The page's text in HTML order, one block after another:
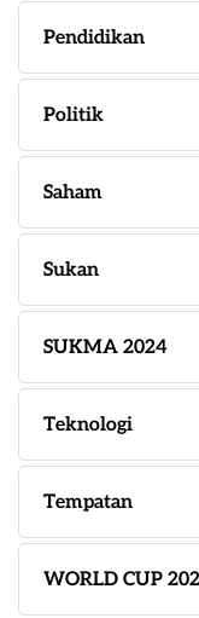
Pendidikan
Politik
Saham
Sukan
SUKMA 2024
Teknologi
Tempatan
WORLD CUP